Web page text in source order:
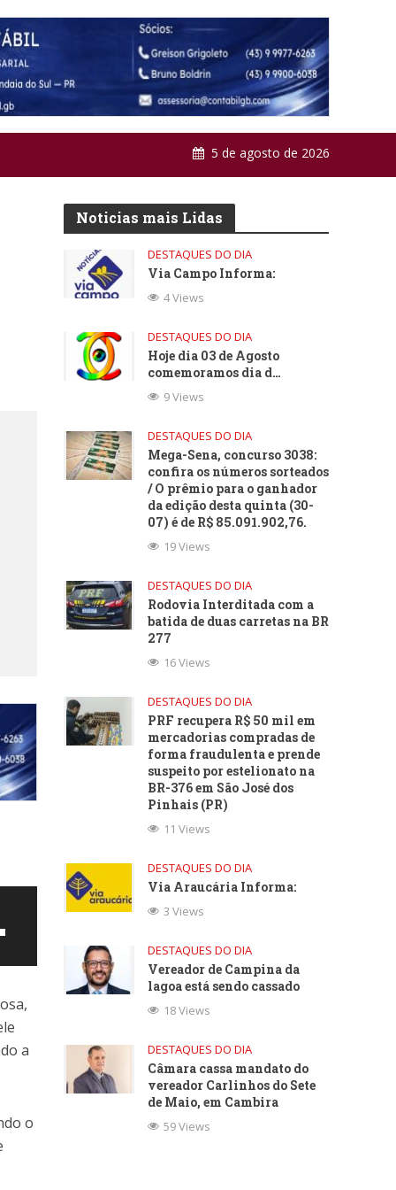
5 de agosto de 2026
a
o
Noticias mais Lidas
DESTAQUES DO DIA
Via Campo Informa:
4 Views
DESTAQUES DO DIA
Hoje dia 03 de Agosto
comemoramos dia d…
9 Views
DESTAQUES DO DIA
Mega-Sena, concurso 3038:
confira os números sorteados
/ O prêmio para o ganhador
da edição desta quinta (30-
07) é de R$ 85.091.902,76.
19 Views
DESTAQUES DO DIA
Rodovia Interditada com a
batida de duas carretas na BR
277
16 Views
DESTAQUES DO DIA
PRF recupera R$ 50 mil em
mercadorias compradas de
forma fraudulenta e prende
suspeito por estelionato na
BR-376 em São José dos
Pinhais (PR)
11 Views
DESTAQUES DO DIA
Via Araucária Informa:
3 Views
DESTAQUES DO DIA
Vereador de Campina da
lagoa está sendo cassado
18 Views
DESTAQUES DO DIA
Câmara cassa mandato do
vereador Carlinhos do Sete
de Maio, em Cambira
59 Views